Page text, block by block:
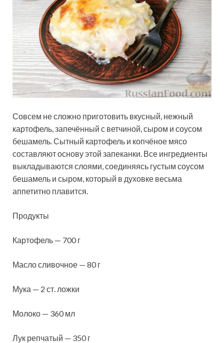
Совсем не сложно приготовить вкусный, нежный
картофель, запечённый с ветчиной, сыром и соусом
бешамель. Сытный картофель и копчёное мясо
составляют основу этой запеканки. Все ингредиенты
выкладываются слоями, соединяясь густым соусом
бешамель и сыром, который в духовке весьма
аппетитно плавится.
Продукты
Картофель — 700 г
Масло сливочное — 80 г
Мука — 2 ст. ложки
Молоко — 360 мл
Лук репчатый — 350 г